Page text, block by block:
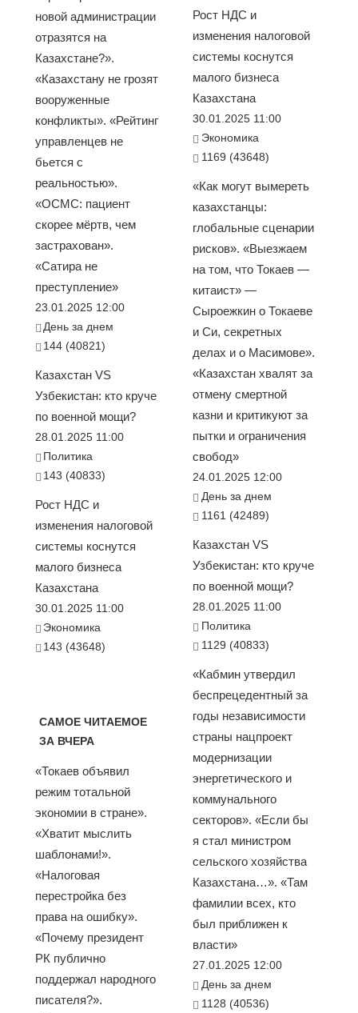
новой администрации
отразятся на
Казахстане?».
«Казахстану не грозят
вооруженные
конфликты». «Рейтинг
управленцев не
бьется с
реальностью».
«ОСМС: пациент
скорее мёртв, чем
застрахован».
«Сатира не
преступление»
23.01.2025 12:00
День за днем
144 (40821)
Казахстан VS
Узбекистан: кто круче
по военной мощи?
28.01.2025 11:00
Политика
143 (40833)
Рост НДС и
изменения налоговой
системы коснутся
малого бизнеса
Казахстана
30.01.2025 11:00
Экономика
143 (43648)
САМОЕ ЧИТАЕМОЕ
ЗА ВЧЕРА
«Токаев объявил
режим тотальной
экономии в стране».
«Хватит мыслить
шаблонами!».
«Налоговая
перестройка без
права на ошибку».
«Почему президент
РК публично
поддержал народного
писателя?».
Рост НДС и
изменения налоговой
системы коснутся
малого бизнеса
Казахстана
30.01.2025 11:00
Экономика
1169 (43648)
«Как могут вымереть
казахстанцы:
глобальные сценарии
рисков». «Выезжаем
на том, что Токаев —
китаист» —
Сыроежкин о Токаеве
и Си, секретных
делах и о Масимове».
«Казахстан хвалят за
отмену смертной
казни и критикуют за
пытки и ограничения
свобод»
24.01.2025 12:00
День за днем
1161 (42489)
Казахстан VS
Узбекистан: кто круче
по военной мощи?
28.01.2025 11:00
Политика
1129 (40833)
«Кабмин утвердил
беспрецедентный за
годы независимости
страны нацпроект
модернизации
энергетического и
коммунального
секторов». «Если бы
я стал министром
сельского хозяйства
Казахстана…». «Там
фамилии всех, кто
был приближен к
власти»
27.01.2025 12:00
День за днем
1128 (40536)